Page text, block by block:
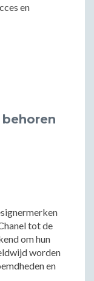
en
tot de
om hun
worden
en